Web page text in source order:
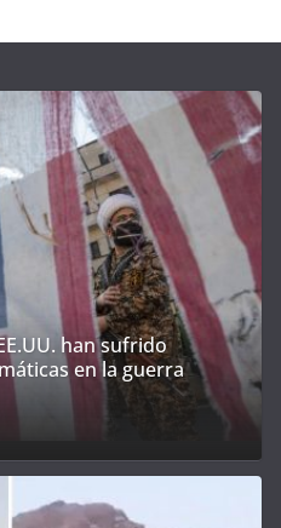
han sufrido
en la guerra